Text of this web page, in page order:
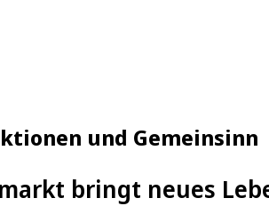
und Gemeinsinn
bringt neues